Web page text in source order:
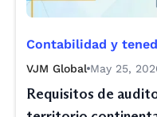
Contabilidad y
VJM Global May 25,
Requisitos de